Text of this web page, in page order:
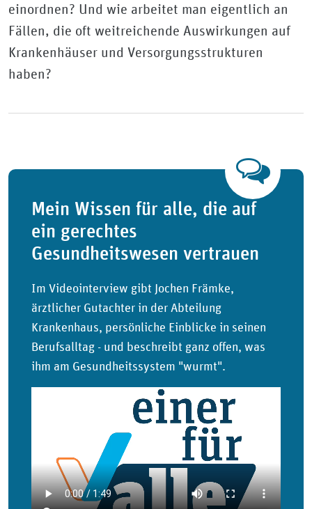
einordnen? Und wie arbeitet man eigentlich an
Fällen, die oft weitreichende Auswirkungen auf
Krankenhäuser und Versorgungsstrukturen
haben?
Mein Wissen für alle, die auf
ein gerechtes
Gesundheitswesen vertrauen
Im Videointerview gibt Jochen Främke,
ärztlicher Gutachter in der Abteilung
Krankenhaus, persönliche Einblicke in seinen
Berufsalltag - und beschreibt ganz offen, was
ihm am Gesundheitssystem "wurmt".